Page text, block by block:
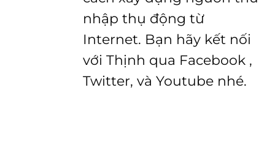
nhập thụ động từ
Internet. Bạn hãy kết nối
với Thịnh qua Facebook ,
Twitter, và Youtube nhé.